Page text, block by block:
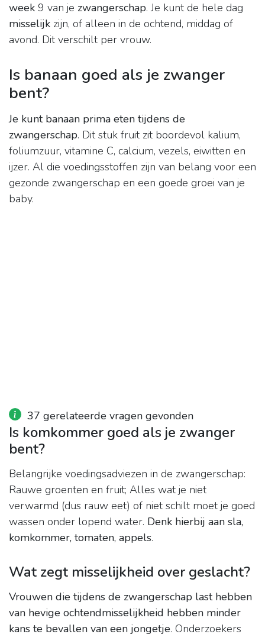
week 9 van je zwangerschap. Je kunt de hele dag
misselijk zijn, of alleen in de ochtend, middag of
avond. Dit verschilt per vrouw.
Is banaan goed als je zwanger
bent?
Je kunt banaan prima eten tijdens de
zwangerschap. Dit stuk fruit zit boordevol kalium,
foliumzuur, vitamine C, calcium, vezels, eiwitten en
ijzer. Al die voedingsstoffen zijn van belang voor een
gezonde zwangerschap en een goede groei van je
baby.
37 gerelateerde vragen gevonden
Is komkommer goed als je zwanger
bent?
Belangrijke voedingsadviezen in de zwangerschap:
Rauwe groenten en fruit; Alles wat je niet
verwarmd (dus rauw eet) of niet schilt moet je goed
wassen onder lopend water. Denk hierbij aan sla,
komkommer, tomaten, appels.
Wat zegt misselijkheid over geslacht?
Vrouwen die tijdens de zwangerschap last hebben
van hevige ochtendmisselijkheid hebben minder
kans te bevallen van een jongetje. Onderzoekers